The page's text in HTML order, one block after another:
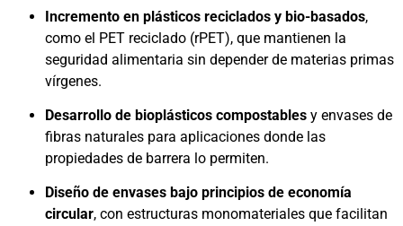
Incremento en plásticos reciclados y bio-basados,
como el PET reciclado (rPET), que mantienen la
seguridad alimentaria sin depender de materias primas
vírgenes.
Desarrollo de bioplásticos compostables y envases de
fibras naturales para aplicaciones donde las
propiedades de barrera lo permiten.
Diseño de envases bajo principios de economía
circular, con estructuras monomateriales que facilitan